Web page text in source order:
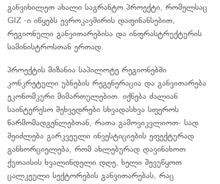
განვიხილეთ ახალი საგრანტო პროექტი, რომელსაც
GIZ -ი იწყებს ევროკავშირის დაფინანსებით,
რეგიონული განვითარებისა და ინფრასტრუქტურის
სამინისტროსთან ერთად.
პროექტის მიზანია საპილოტე რეგიონებში
კონკრეტული უბნების რეგენერაცია და განვითარება
ეკონომკური მიმართულებით. იქნება ძალიან
საინტერესო შეხვედრები სხვადასხვა სფეროს
წარმომადგენლებთან, რათა გამოვიკვლიოთ- სად
შეიძლება გარკვეული ინვესტიციების ეფექტურად
განხორციელება, რომ ახლებურად დავინახოთ
ქუთაისის ხვალინდელი დღე, ხელი შევუწყოთ
ცალკეული სექტორების განვითარებას, რაც